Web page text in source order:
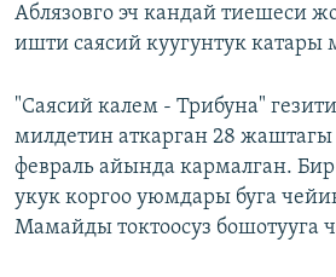
Аблязовго эч кандай тиешеси
ишти саясий куугунтук катары
"Саясий калем - Трибуна"
милдетин аткарган 28
февраль айында кармалган.
укук коргоо уюмдары буга
Мамайды токтоосуз бошотууга